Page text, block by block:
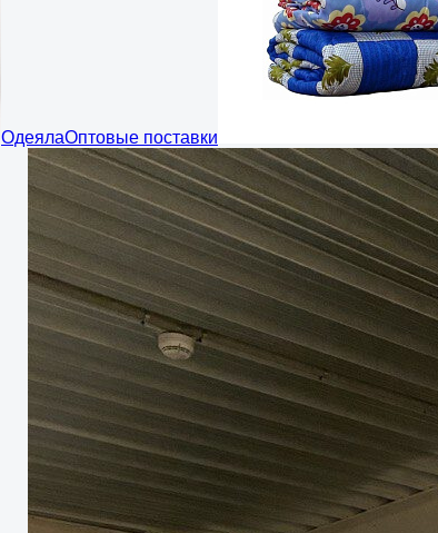
ОдеялаОптовые поставки